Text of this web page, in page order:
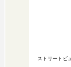
ストリートビ